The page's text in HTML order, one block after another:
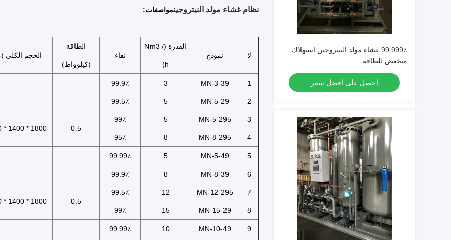
99.999٪ غشاء مولد النيتروجين استهلاك
منخفض للطاقة
احصل على افضل سعر
نظام غشاء مولد النيتروجينمواصفات:
لا نموذج
القدرة (Nm3 /
h)
نقاء
الطاقة
(كيلوواط)
الحجم الكلي
1
2
3
4
MN-3-39
MN-5-29
MN-5-295
MN-8-295
3
5
5
8
99.9٪
99.5٪
99٪
95٪
0.5
1800 * 1400 * 1500
5
6
7
8
MN-5-49
MN-8-39
MN-12-295
MN-15-29
5
8
12
15
99.99٪
99.9٪
99.5٪
99٪
0.5
1800 * 1400 * 1800
9
MN-10-49
10 99.99٪